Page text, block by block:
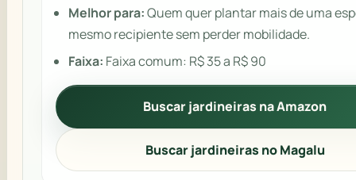
Melhor para:Quem quer plantar mais de uma
mesmo recipiente sem perder mobilidade.
Faixa: Faixa comum: R$ 35 a R$ 90
Buscar jardineiras na Amazon
Buscar jardineiras no Magalu